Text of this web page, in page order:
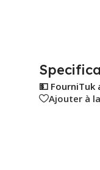
💵
Ajouter à